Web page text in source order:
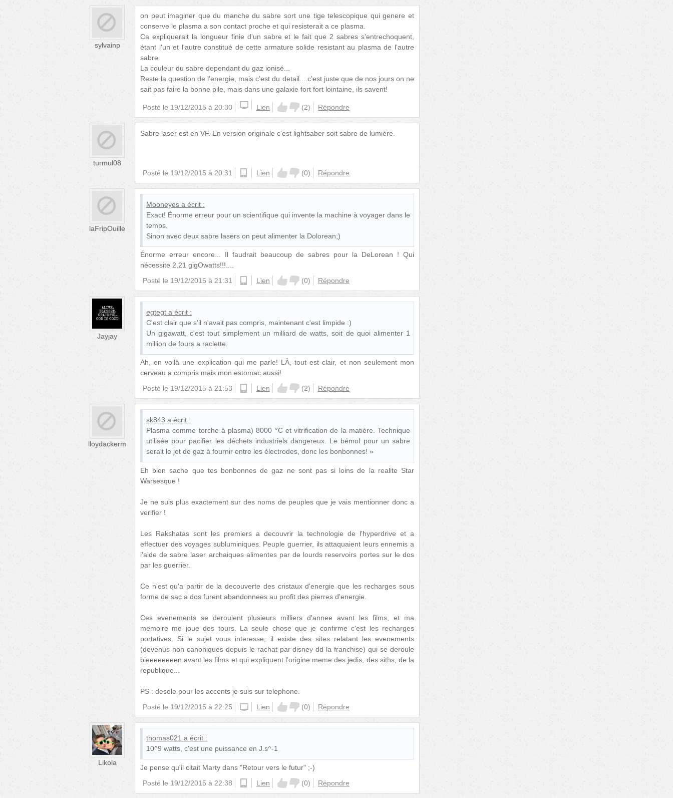
sylvainp
on peut imaginer que du manche du sabre sort une tige telescopique qui genere et
conserve le plasma a son contact proche et qui resisterait a ce plasma.
Ca expliquerait la longueur finie d'un sabre et le fait que 2 sabres s'entrechoquent,
étant l'un et l'autre constitué de cette armature solide resistant au plasma de l'autre
sabre.
La couleur du sabre dependant du gaz ionisé...
Reste la question de l'energie, mais c'est du detail....c'est juste que de nos jours on ne
sait pas faire la bonne pile, mais dans une galaxie fort fort lointaine, ils savent!
Posté le 19/12/2015 à 20:30 Lien (2) Répondre
turmul08
Sabre laser est en VF. En version originale c'est lightsaber soit sabre de lumière.
Posté le 19/12/2015 à 20:31 Lien (0) Répondre
laFripOuille
Mooneyes a écrit :
Exact! Énorme erreur pour un scientifique qui invente la machine à voyager dans le
temps.
Sinon avec deux sabre lasers on peut alimenter la Dolorean;)
Énorme erreur encore... Il faudrait beaucoup de sabres pour la DeLorean ! Qui
nécessite 2,21 gigOwatts!!!....
Posté le 19/12/2015 à 21:31 androidLien (0) Répondre
Jayjay
egtegt a écrit :
C'est clair que s'il n'avait pas compris, maintenant c'est limpide :)
Un gigawatt, c'est tout simplement un milliard de watts, soit de quoi alimenter 1
million de fours a raclette.
Ah, en voilà une explication qui me parle! LÀ, tout est clair, et non seulement mon
cerveau a compris mais mon estomac aussi!
Posté le 19/12/2015 à 21:53 ios Lien (2) Répondre
lloydackerm
sk843 a écrit :
Plasma comme torche à plasma) 8000 °C et vitrification de la matière. Technique
utilisée pour pacifier les déchets industriels dangereux. Le bémol pour un sabre
serait le jet de gaz à fournir entre les électrodes, donc les bonbonnes! »
Eh bien sache que tes bonbonnes de gaz ne sont pas si loins de la realite Star
Warsesque !
Je ne suis plus exactement sur des noms de peuples que je vais mentionner donc a
verifier !
Les Rakshatas sont les premiers a decouvrir la technologie de l'hyperdrive et a
effectuer des voyages subluminiques. Peuple guerrier, ils attaquaient leurs ennemis a
l'aide de sabre laser archaiques alimentes par de lourds reservoirs portes sur le dos
par les guerrier.
Ce n'est qu'a partir de la decouverte des cristaux d'energie que les recharges sous
forme de sac a dos furent abandonnees au profit des pierres d'energie.
Ces evenements se deroulent plusieurs milliers d'annee avant les films, et ma
memoire me joue des tours. La seule chose que je confirme c'est les recharges
portatives. Si le sujet vous interesse, il existe des sites relatant les evenements
(devenus non canoniques depuis le rachat par disney dd la franchise) qui se deroule
bieeeeeeeen avant les films et qui expliquent l'origine meme des jedis, des siths, de la
republique...
PS : desole pour les accents je suis sur telephone.
Posté le 19/12/2015 à 22:25 windowsphone
Lien (0) Répondre
Likola
thomas021 a écrit :
10^9 watts, c'est une puissance en J.s^-1
Je pense qu'il citait Marty dans "Retour vers le futur" ;-)
Posté le 19/12/2015 à 22:38 Lien (0) Répondre